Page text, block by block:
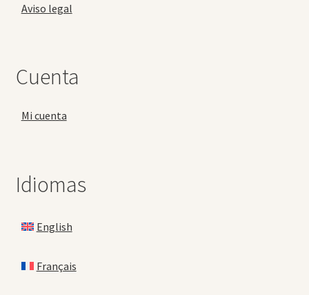
Aviso legal
Cuenta
Mi cuenta
Idiomas
English
Français